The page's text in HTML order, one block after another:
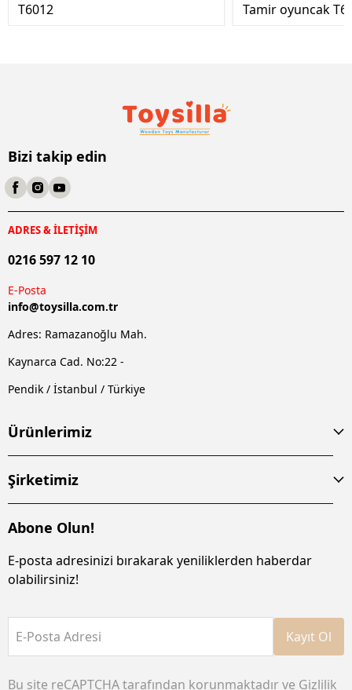
T6012
Tamir oyuncak
Bizi takip edin
ADRES & İLETİŞİM
0216 597 12 10
E-Posta
info@toysilla.com.tr
Adres: Ramazanoğlu Mah.
Kaynarca Cad. No:22 -
Pendik / İstanbul / Türkiye
Ürünlerimiz
Şirketimiz
Abone Olun!
E-posta adresinizi bırakarak yeniliklerden haberdar
olabilirsiniz!
E-Posta Adresi Kayıt Ol
Bu site reCAPTCHA tarafından korunmaktadır ve Gizlilik